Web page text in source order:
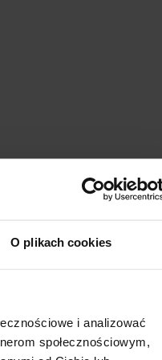
O plikach cookies
i analizować
społecznościowym,